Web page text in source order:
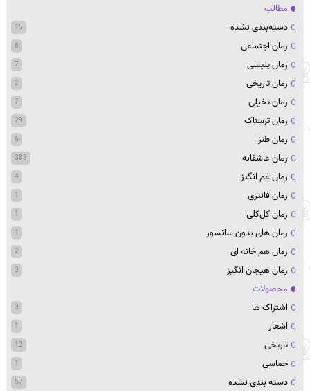
مطالب
دسته‌بندی نشده
15
رمان اجتماعی 6
رمان پلیسی 7
رمان تاریخی 2
رمان تخیلی 7
رمان ترسناک 29
رمان طنز 6
رمان عاشقانه 383
رمان غم انگیز 4
رمان فانتزی 1
رمان کل‌کلی 1
رمان های بدون سانسور 1
رمان هم خانه ای 2
رمان هیجان انگیز 3
محصولات
اشتراک ها
3
اشعار 1
تاریخی 12
حماسی 1
دسته بندی نشده 57